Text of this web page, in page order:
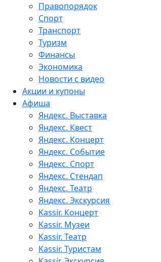
Правопорядок
Спорт
Транспорт
Туризм
Финансы
Экономика
Новости с видео
Акции и купоны
Афиша
Яндекс. Выставка
Яндекс. Квест
Яндекс. Концерт
Яндекс. Событие
Яндекс. Спорт
Яндекс. Стендап
Яндекс. Театр
Яндекс. Экскурсия
Kassir. Концерт
Kassir. Музеи
Kassir. Театр
Kassir. Туристам